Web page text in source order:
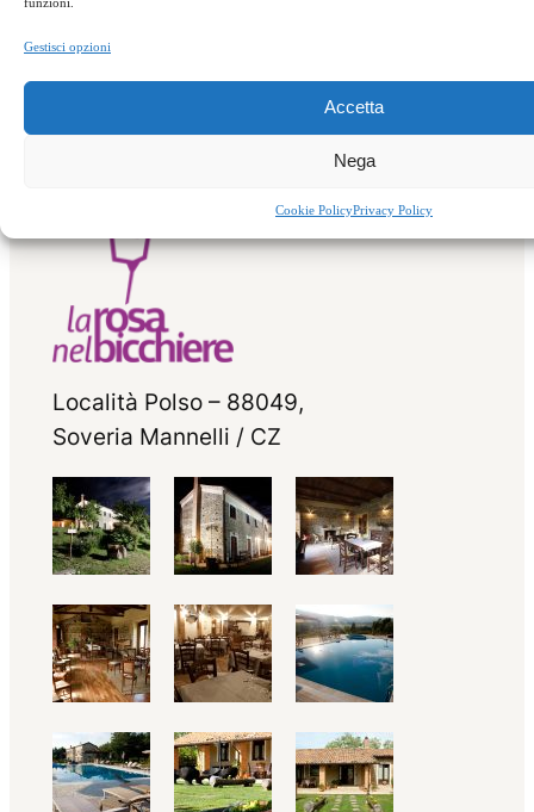
Gestisci opzioni
Accetta
Nega
Cookie PolicyPrivacy Policy
calabrese
Località Polso – 88049,
Soveria Mannelli / CZ